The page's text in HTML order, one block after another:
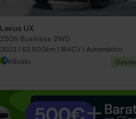
Lexus UX
250h Business 2WD
2023 | 62.800km | 184CV | Automático
Híbrido Desde